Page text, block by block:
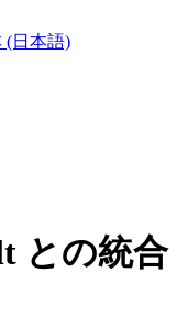
(日本語)
との統合